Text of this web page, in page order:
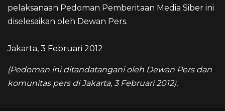
pelaksanaan Pedoman Pemberitaan Media Siber ini
diselesaikan oleh Dewan Pers.
Jakarta, 3 Februari 2012
(Pedoman ini ditandatangani oleh Dewan Pers dan
komunitas pers di Jakarta, 3 Februari 2012).